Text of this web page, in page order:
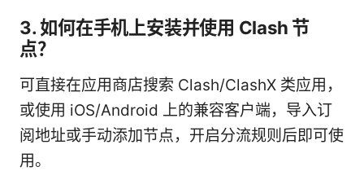
3. 如何在手机上安装并使用 Clash 节
点？
可直接在应用商店搜索 Clash/ClashX 类应用，
或使用 iOS/Android 上的兼容客户端，导入订
阅地址或手动添加节点，开启分流规则后即可使
用。